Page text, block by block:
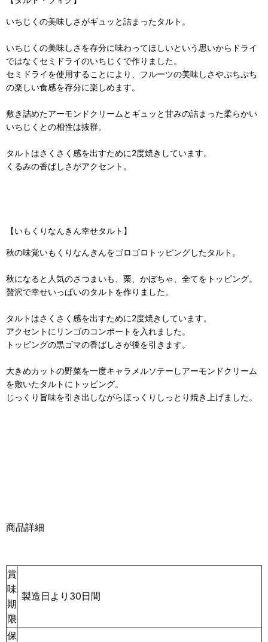
いちじくの美味しさがギュッと詰まったタルト。
いちじくの美味しさを存分に味わってほしいという思いからドライ
ではなくセミドライのいちじくで作りました。
セミドライを使用することにより、フルーツの美味しさやぷちぷち
の楽しい食感を存分に楽しめます。
敷き詰めたアーモンドクリームとギュッと甘みの詰まった柔らかい
いちじくとの相性は抜群。
タルトはさくさく感を出すために2度焼きしています。
くるみの香ばしさがアクセント。
【いもくりなんきん幸せタルト】
秋の味覚いもくりなんきんをゴロゴロトッピングしたタルト。
秋になると人気のさつまいも、栗、かぼちゃ、全てをトッピング。
贅沢で幸せいっぱいのタルトを作りました。
タルトはさくさく感を出すために2度焼きしています。
アクセントにリンゴのコンポートを入れました。
トッピングの黒ゴマの香ばしさが後を引きます。
大きめカットの野菜を一度キャラメルソテーしアーモンドクリーム
を敷いたタルトにトッピング。
じっくり旨味を引き出しながらほっくりしっとり焼き上げました。
商品詳細
賞
味
期
限
製造日より30日間
保